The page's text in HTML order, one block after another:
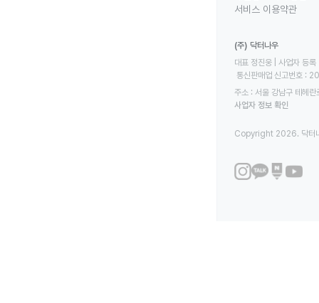
서비스 이용약관
(주) 닥터나우
대표 정진웅 | 사업자
통신판매업 신고번호
주소 : 서울 강남구 테헤
사업자 정보 확인
Copyright 2026. 닥터